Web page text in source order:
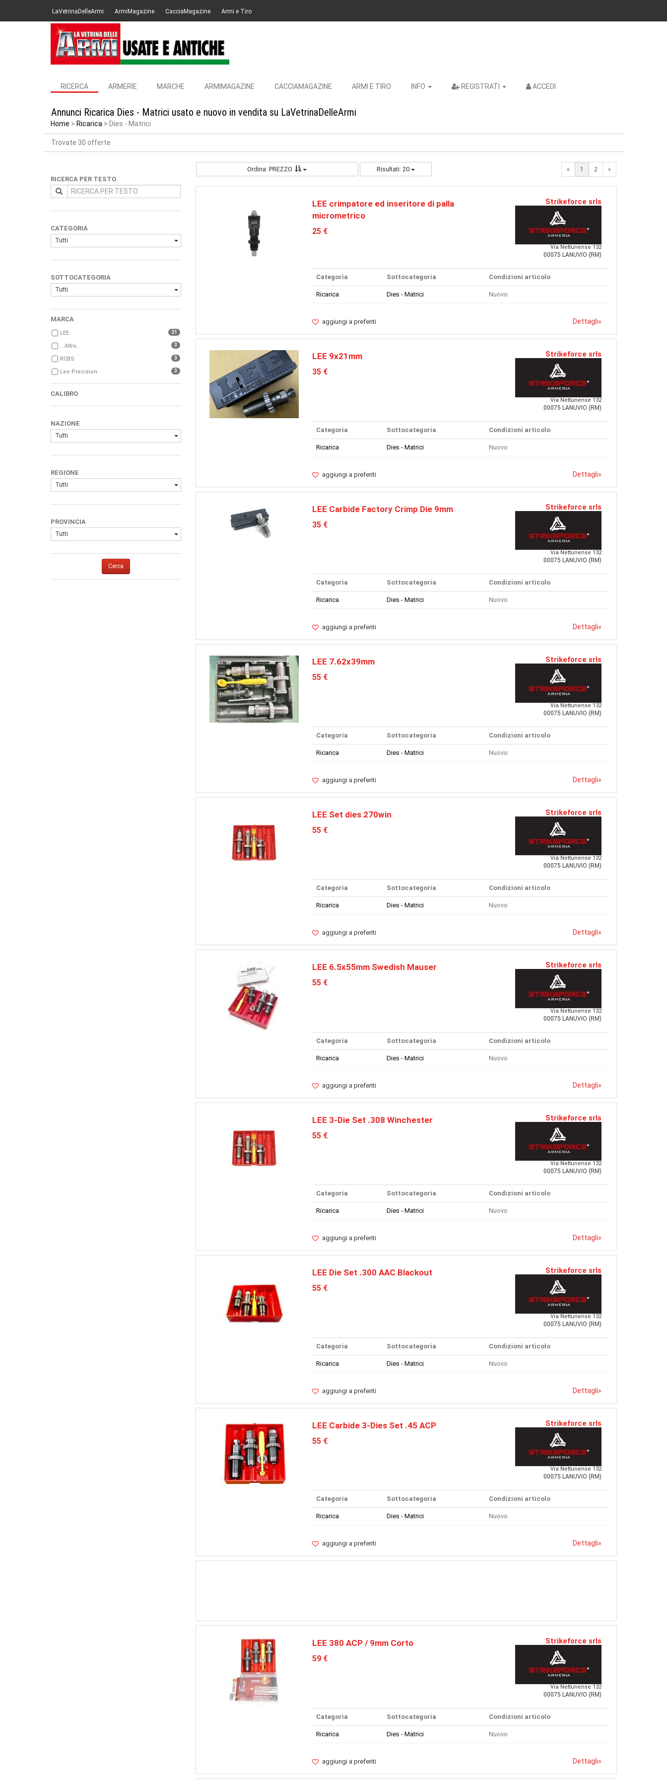
LaVetrinaDelleArmi ArmiMagazine CacciaMagazine Armi e Tiro
RICERCA ARMERIE MARCHE ARMIMAGAZINE CACCIAMAGAZINE ARMI E TIRO INFO REGISTRATI ACCEDI
Annunci Ricarica Dies - Matrici usato e nuovo in vendita su LaVetrinaDelleArmi
Home Ricarica Dies - Matrici
Trovate 30 offerte
RICERCA PER TESTO
CATEGORIA
Tutti
SOTTOCATEGORIA
Tutti
MARCA
LEE 21
...Altro... 3
RCBS 3
Lee Precision 3
CALIBRO
NAZIONE
Tutti
REGIONE
Tutti
PROVINCIA
Tutti
Cerca
Ordina: PREZZO Risultati: 20 « 1 2 »
LEE crimpatore ed inseritore di palla
micrometrico
25 €
Strikeforce srls
Via Nettunense 132
00075 LANUVIO (RM)
Categoria Sottocategoria Condizioni articolo
Ricarica Dies - Matrici Nuovo
aggiungi a preferiti Dettagli»
LEE 9x21mm
35 €
Strikeforce srls
Via Nettunense 132
00075 LANUVIO (RM)
Categoria Sottocategoria Condizioni articolo
Ricarica Dies - Matrici Nuovo
aggiungi a preferiti Dettagli»
LEE Carbide Factory Crimp Die 9mm
35 €
Strikeforce srls
Via Nettunense 132
00075 LANUVIO (RM)
Categoria Sottocategoria Condizioni articolo
Ricarica Dies - Matrici Nuovo
aggiungi a preferiti Dettagli»
LEE 7.62x39mm
55 €
Strikeforce srls
Via Nettunense 132
00075 LANUVIO (RM)
Categoria Sottocategoria Condizioni articolo
Ricarica Dies - Matrici Nuovo
aggiungi a preferiti Dettagli»
LEE Set dies 270win
55 €
Strikeforce srls
Via Nettunense 132
00075 LANUVIO (RM)
Categoria Sottocategoria Condizioni articolo
Ricarica Dies - Matrici Nuovo
aggiungi a preferiti Dettagli»
LEE 6.5x55mm Swedish Mauser
55 €
Strikeforce srls
Via Nettunense 132
00075 LANUVIO (RM)
Categoria Sottocategoria Condizioni articolo
Ricarica Dies - Matrici Nuovo
aggiungi a preferiti Dettagli»
LEE 3-Die Set .308 Winchester
55 €
Strikeforce srls
Via Nettunense 132
00075 LANUVIO (RM)
Categoria Sottocategoria Condizioni articolo
Ricarica Dies - Matrici Nuovo
aggiungi a preferiti Dettagli»
LEE Die Set .300 AAC Blackout
55 €
Strikeforce srls
Via Nettunense 132
00075 LANUVIO (RM)
Categoria Sottocategoria Condizioni articolo
Ricarica Dies - Matrici Nuovo
aggiungi a preferiti Dettagli»
LEE Carbide 3-Dies Set .45 ACP
55 €
Strikeforce srls
Via Nettunense 132
00075 LANUVIO (RM)
Categoria Sottocategoria Condizioni articolo
Ricarica Dies - Matrici Nuovo
aggiungi a preferiti Dettagli»
LEE 380 ACP / 9mm Corto
59 €
Strikeforce srls
Via Nettunense 132
00075 LANUVIO (RM)
Categoria Sottocategoria Condizioni articolo
Ricarica Dies - Matrici Nuovo
aggiungi a preferiti Dettagli»